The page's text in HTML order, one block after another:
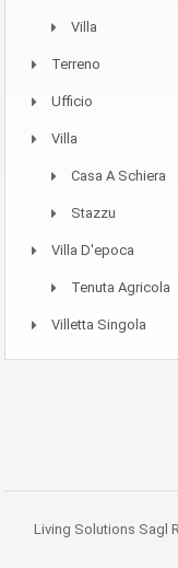
Villa
Terreno
Ufficio
Villa
Casa A Schiera
Stazzu
Villa D'epoca
Tenuta Agricola
Villetta Singola
Living Solutions Sagl